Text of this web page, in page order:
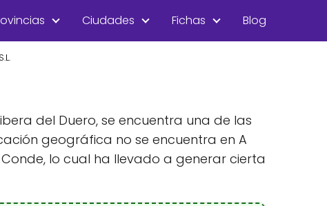
Ciudades Fichas Blog
del Duero, se encuentra una de las
geográfica no se encuentra en A
lo cual ha llevado a generar cierta